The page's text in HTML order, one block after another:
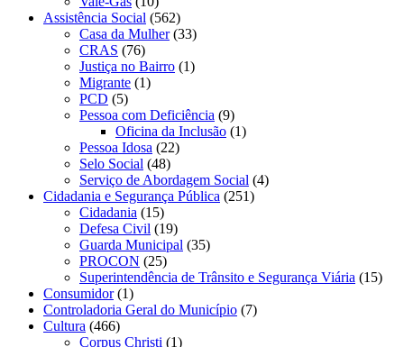
Assistência Social (562)
Casa da Mulher(33)
CRAS (76)
Justiça no Bairro (1)
Migrante (1)
PCD (5)
Pessoa com Deficiência (9)
Oficina da Inclusão (1)
Pessoa Idosa (22)
Selo Social (48)
Serviço de Abordagem Social (4)
Cidadania e Segurança Pública (251)
Cidadania (15)
Defesa Civil (19)
Guarda Municipal (35)
PROCON (25)
Superintendência de Trânsito e Segurança Viária (15)
Consumidor(1)
Controladoria Geral do Município (7)
Cultura (466)
Corpus Christi (1)